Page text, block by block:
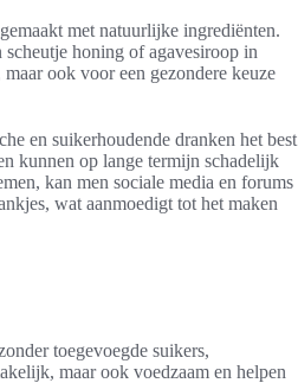
met natuurlijke ingrediënten.
honing of agavesiroop in
ook voor een gezondere keuze
en suikerhoudende dranken het best
kunnen op lange termijn schadelijk
kan men sociale media en forums
wat aanmoedigt tot het maken
toegevoegde suikers,
maar ook voedzaam en helpen